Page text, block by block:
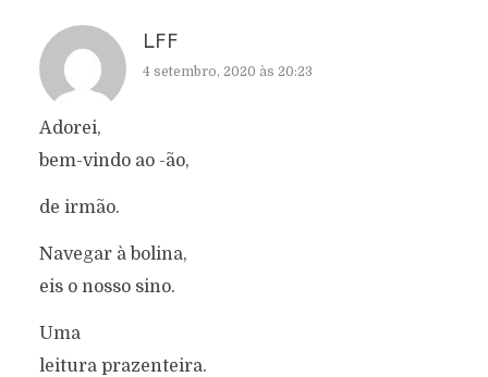
LFF
4 setembro, 2020 às 20:23
Adorei,
bem-vindo ao -ão,
de irmão.
Navegar à bolina,
eis o nosso sino.
Uma
leitura prazenteira.